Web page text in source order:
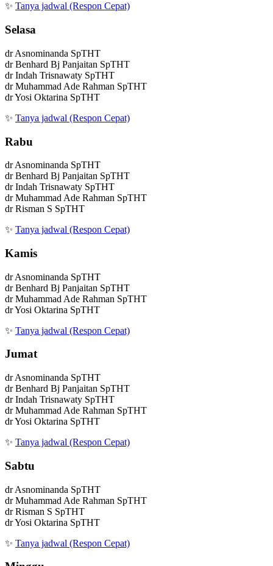
✨ Tanya jadwal (Respon Cepat)
Selasa
dr Asnominanda SpTHT
dr Benhard Bj Panjaitan SpTHT
dr Indah Trisnawaty SpTHT
dr Muhammad Ade Rahman SpTHT
dr Yosi Oktarina SpTHT
✨ Tanya jadwal (Respon Cepat)
Rabu
dr Asnominanda SpTHT
dr Benhard Bj Panjaitan SpTHT
dr Indah Trisnawaty SpTHT
dr Muhammad Ade Rahman SpTHT
dr Risman S SpTHT
✨ Tanya jadwal (Respon Cepat)
Kamis
dr Asnominanda SpTHT
dr Benhard Bj Panjaitan SpTHT
dr Muhammad Ade Rahman SpTHT
dr Yosi Oktarina SpTHT
✨ Tanya jadwal (Respon Cepat)
Jumat
dr Asnominanda SpTHT
dr Benhard Bj Panjaitan SpTHT
dr Indah Trisnawaty SpTHT
dr Muhammad Ade Rahman SpTHT
dr Yosi Oktarina SpTHT
✨ Tanya jadwal (Respon Cepat)
Sabtu
dr Asnominanda SpTHT
dr Muhammad Ade Rahman SpTHT
dr Risman S SpTHT
dr Yosi Oktarina SpTHT
✨ Tanya jadwal (Respon Cepat)